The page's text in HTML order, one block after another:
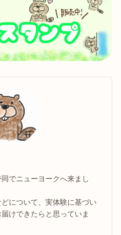
でニューヨークへ来まし
について、実体験に基づい
けできたらと思っていま